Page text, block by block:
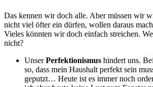
Das kennen wir doch alle. Aber müssen wir
nicht viel öfter ein dürfen, wollen daraus
Vieles könnten wir doch einfach streichen.
nicht?
UnserPerfektionismus hindert uns.
so, dass mein Haushalt perfekt sein
geputzt… Heute ist es immer noch